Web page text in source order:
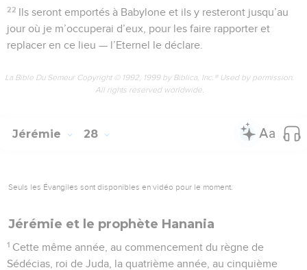
22 Ils seront emportés à Babylone et ils y resteront jusqu’au
jour où je m’occuperai d’eux, pour les faire rapporter et
replacer en ce lieu — l’Eternel le déclare.
La Bible Du Semeur Copyright © 1992, 1999 by Biblica, Inc.® Used by permission.
All rights reserved worldwide.
Jérémie 28
Seuls les Évangiles sont disponibles en vidéo pour le moment.
Jérémie et le prophète Hanania
1 Cette même année, au commencement du règne de
Sédécias, roi de Juda, la quatrième année, au cinquième